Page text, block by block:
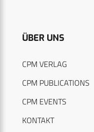
ÜBER UNS
CPM VERLAG
CPM PUBLICATIONS
CPM EVENTS
KONTAKT